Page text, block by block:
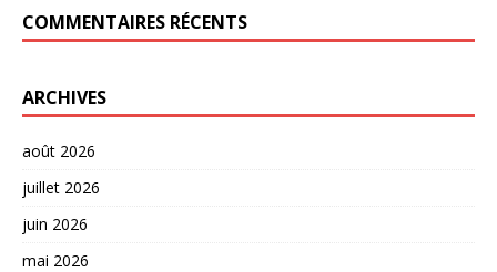
COMMENTAIRES RÉCENTS
ARCHIVES
août 2026
juillet 2026
juin 2026
mai 2026